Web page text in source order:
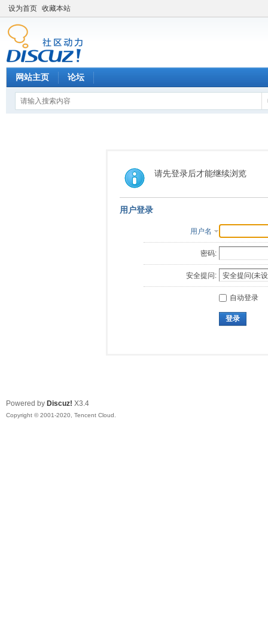
设为首页 收藏本站
网站主页 论坛
请先登录后才能继续浏览
用户登录
用户名
密码:
安全提问:
自动登录
登录
Powered by Discuz! X3.4
Copyright © 2001-2020, Tencent Cloud.